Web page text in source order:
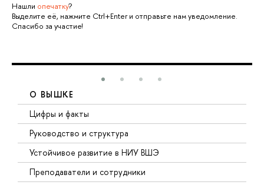
Нашли опечатку?
Выделите её, нажмите Ctrl+Enter и отправьте нам уведомление.
Спасибо за участие!
О ВЫШКЕ
Цифры и факты
Руководство и структура
Устойчивое развитие в НИУ ВШЭ
Преподаватели и сотрудники